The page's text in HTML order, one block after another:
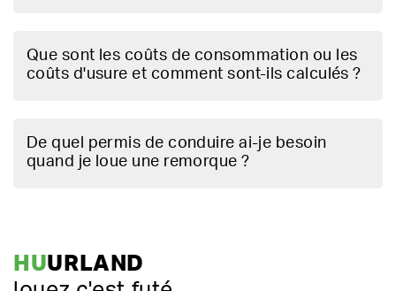
Que sont les coûts de consommation ou les
coûts d'usure et comment sont-ils calculés ?
De quel permis de conduire ai-je besoin
quand je loue une remorque ?
HUURLAND